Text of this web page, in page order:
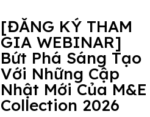
[ĐĂNG KÝ THAM
GIA WEBINAR]
Bứt Phá Sáng Tạo
Với Những Cập
Nhật Mới Của M&E
Collection 2026